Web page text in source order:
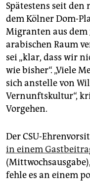
Spätestens seit
dem Kölner Dom-
Migranten aus dem
arabischen Raum
sei „klar, dass wir
wie bisher“. „Viele
sich anstelle von
Vernunftskultur“,
Vorgehen.
Der CSU-
in einem
fehle es an einem